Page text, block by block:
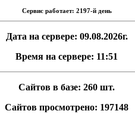
Сервис работает: 2197-й день
Дата на сервере: 09.08.2026г.
Время на сервере: 11:51
Сайтов в базе: 260 шт.
Сайтов просмотрено: 197148